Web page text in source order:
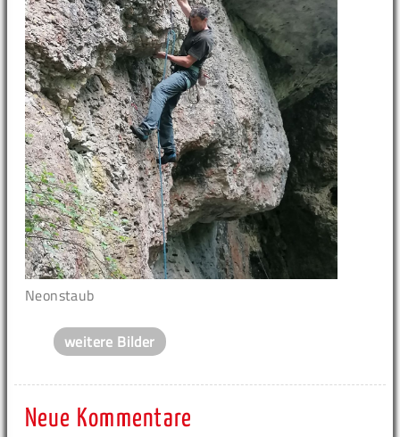
Neonstaub
weitere Bilder
Neue Kommentare